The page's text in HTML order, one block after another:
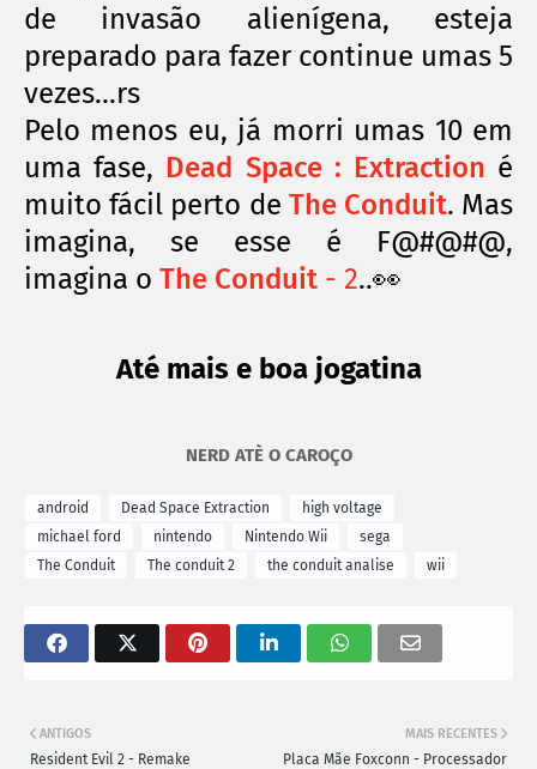
de invasão alienígena, esteja
preparado para fazer continue umas 5
vezes...rs
Pelo menos eu, já morri umas 10 em
uma fase, Dead Space : Extraction é
muitofácil perto de The Conduit. Mas
imagina, se esse é F@#@#@,
imagina o The Conduit - 2..👀
Até mais e boa jogatina
NERD ATÈ O CAROÇO
android Dead Space Extraction
high voltage
michael ford
nintendo Nintendo Wii
sega
The Conduit
The conduit 2 the conduit analise wii
MAIS RECENTES
Placa Mãe Foxconn - Processador
ANTIGOS
Resident Evil 2 - Remake